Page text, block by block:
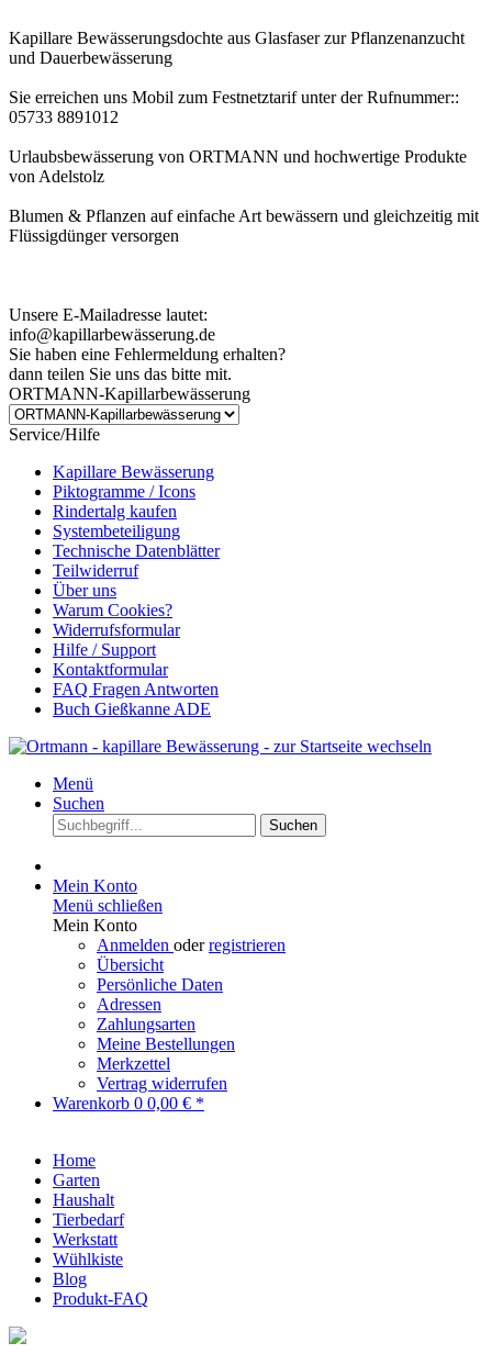
Kapillare Bewässerungsdochte aus Glasfaser zur Pflanzenanzucht
und Dauerbewässerung
Sie erreichen uns Mobil zum Festnetztarif unter der Rufnummer::
05733 8891012
Urlaubsbewässerung von ORTMANN und hochwertige Produkte
von Adelstolz
Blumen & Pflanzen auf einfache Art bewässern und gleichzeitig mit
Flüssigdünger versorgen
Unsere E-Mailadresse lautet:
info@kapillarbewässerung.de
Sie haben eine Fehlermeldung erhalten?
dann teilen Sie uns das bitte mit.
ORTMANN-Kapillarbewässerung
Service/Hilfe
Kapillare Bewässerung
Piktogramme / Icons
Rindertalg kaufen
Systembeteiligung
Technische Datenblätter
Teilwiderruf
Über uns
Warum Cookies?
Widerrufsformular
Hilfe / Support
Kontaktformular
FAQ Fragen Antworten
Buch Gießkanne ADE
Menü
Suchen
Suchen
Mein Konto
Menü schließen
Mein Konto
Anmelden oderregistrieren
Übersicht
Persönliche Daten
Adressen
Zahlungsarten
Meine Bestellungen
Merkzettel
Vertrag widerrufen
Warenkorb 0 0,00 € *
Home
Garten
Haushalt
Tierbedarf
Werkstatt
Wühlkiste
Blog
Produkt-FAQ